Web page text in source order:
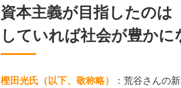
資本主義が目指したの
していれば社会が豊かに
樫田光氏（以下、敬称略）
：荒谷さんの